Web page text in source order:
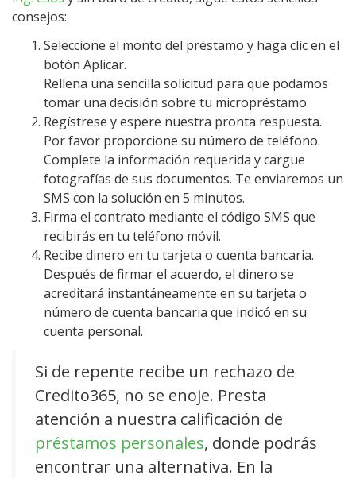
consejos:
Seleccione el monto del préstamo y haga clic en el
botón Aplicar.
Rellena una sencilla solicitud para que podamos
tomar una decisión sobre tu micropréstamo
Regístrese y espere nuestra pronta respuesta.
Por favor proporcione su número de teléfono.
Complete la información requerida y cargue
fotografías de sus documentos. Te enviaremos un
SMS con la solución en 5 minutos.
Firma el contrato mediante el código SMS que
recibirás en tu teléfono móvil.
Recibe dinero en tu tarjeta o cuenta bancaria.
Después de firmar el acuerdo, el dinero se
acreditará instantáneamente en su tarjeta o
número de cuenta bancaria que indicó en su
cuenta personal.
Si de repente recibe un rechazo de
Credito365, no se enoje. Presta
atención a nuestra calificación de
préstamos personales, donde podrás
encontrar una alternativa. En la